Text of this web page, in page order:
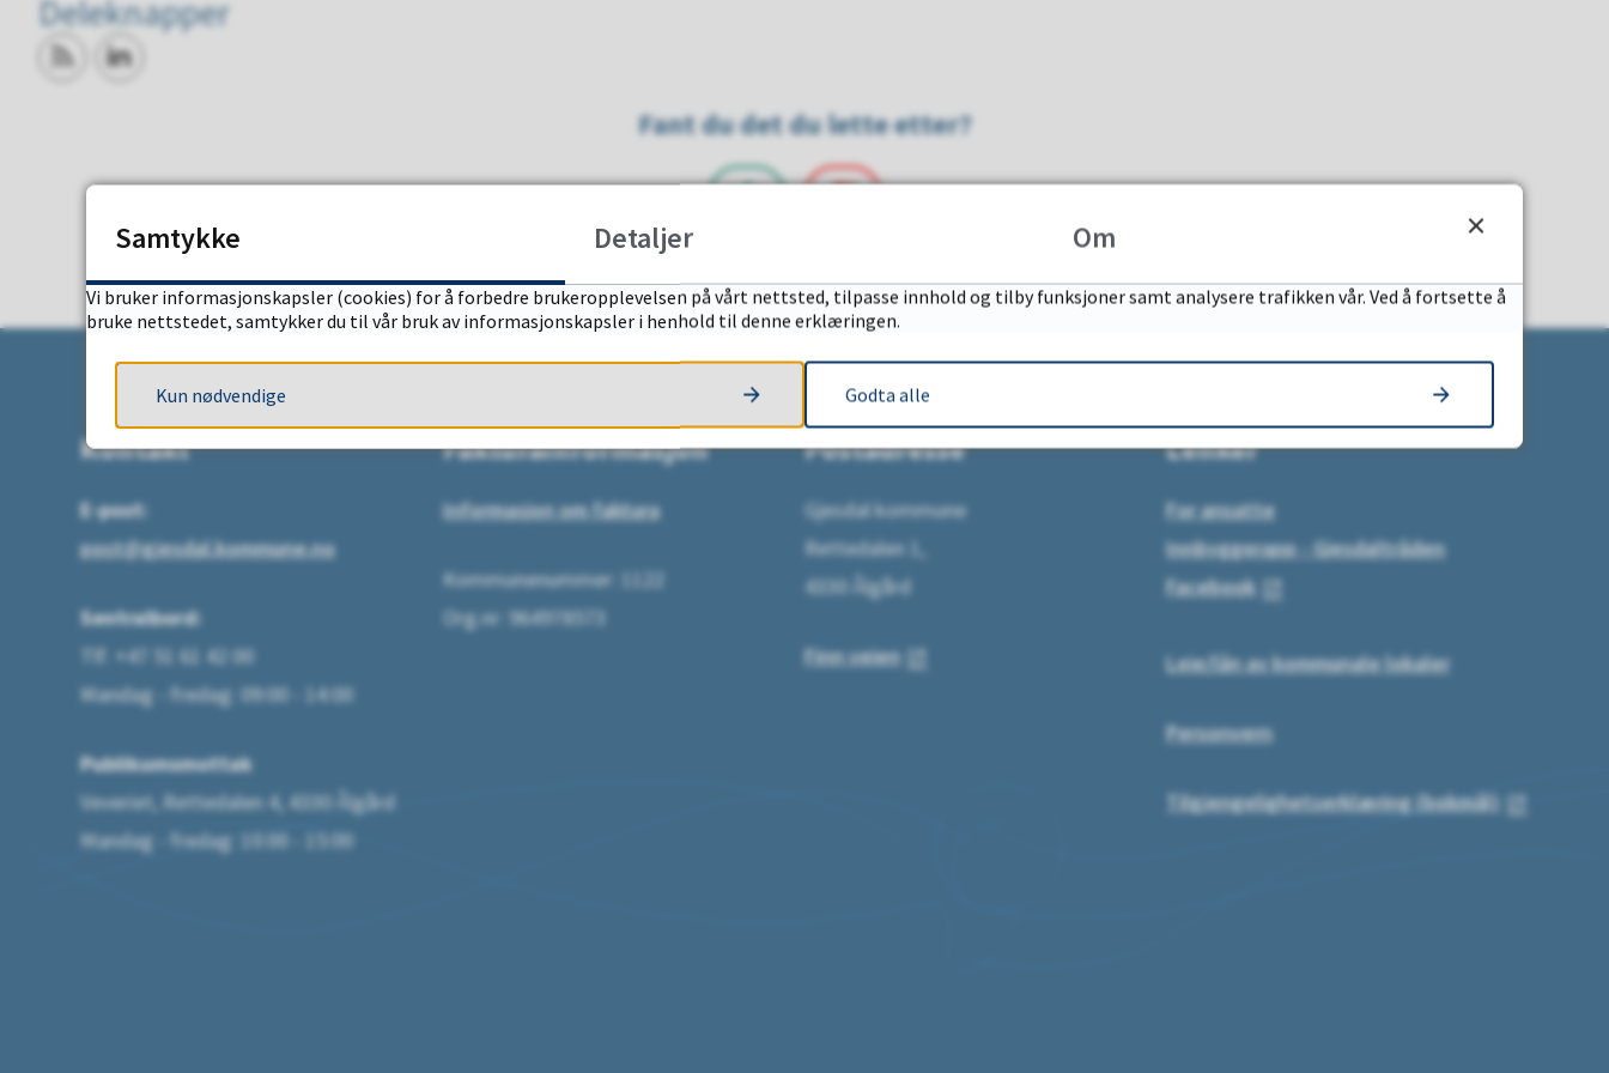
Deleknapper
Fant du det du lette etter?
Kontakt
E-post:
post@gjesdal.kommune.no
Sentralbord:
Tlf. +47 51 61 42 00
Mandag - fredag: 09:00 - 14:00
Publikumsmottak
Veveriet, Rettedalen 4, 4330 Ålgård
Mandag - fredag: 10:00 - 15:00
Fakturainformasjon
Informasjon om faktura
Kommunenummer: 1122
Org.nr: 964978573
Postadresse
Gjesdal kommune
Rettedalen 1,
4330 Ålgård
Finn veien
Lenker
For ansatte
Innbyggerapp - Gjesdaltråden
Facebook
Leie/lån av kommunale lokaler
Personvern
Tilgjengelighetserklæring (bokmål)
Samtykke Detaljer Om
Vi bruker informasjonskapsler (cookies) for å forbedre brukeropplevelsen på vårt nettsted, tilpasse innhold og tilby funksjoner samt analysere trafikken vår. Ved å fortsette å
bruke nettstedet, samtykker du til vår bruk av informasjonskapsler i henhold til denne erklæringen.
Kun nødvendige Godta alle